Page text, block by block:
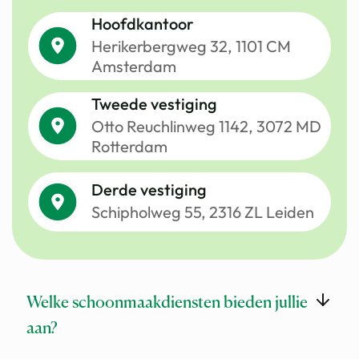
Hoofdkantoor
Herikerbergweg 32, 1101 CM
Amsterdam
Tweede vestiging
Otto Reuchlinweg 1142, 3072 MD
Rotterdam
Derde vestiging
Schipholweg 55, 2316 ZL Leiden
Welke schoonmaakdiensten bieden jullie
aan?